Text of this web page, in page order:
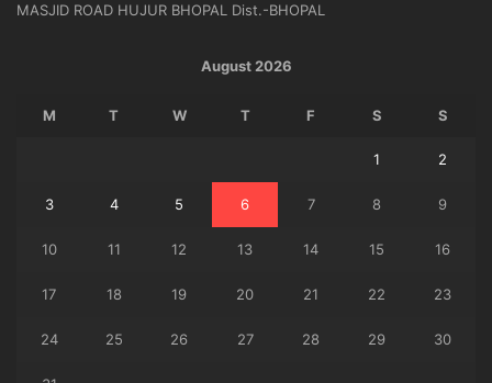
MASJID ROAD HUJUR BHOPAL Dist.-BHOPAL
August 2026
M T W T F S S
1 2
3 4 5 6 7 8 9
10 11 12 13 14 15 16
17 18 19 20 21 22 23
24 25 26 27 28 29 30